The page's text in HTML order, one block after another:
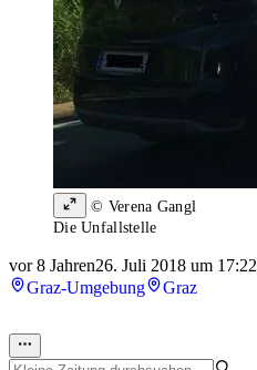
© Verena Gangl
Die Unfallstelle
vor 8 Jahren26. Juli 2018 um 17:22
Graz-Umgebung
Graz